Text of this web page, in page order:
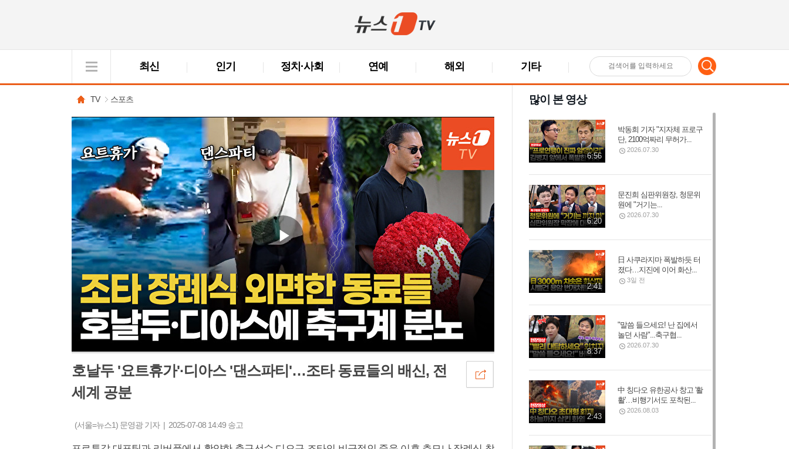
최신 인기 정치·사회 연예 해외 기타 검
어
입
력
TV 스포츠
호날두 '요트휴가'·디아스 '댄스파티'…조타 동료들의 배신, 전
세계 공분
(서울=뉴스1) 문영광 기자 | 2025-07-08 14:49 송고
많이 본 영상
6:56
박동희 기자 "지자체 프로구
단, 2100억짜리 무허가...
2026.07.30
6:20
문진희 심판위원장, 청문위
원에 "거기는...
2026.07.30
2:41
日 사쿠라지마 폭발하듯 터
졌다…지진에 이어 화산...
3일 전
8:37
"말씀 들으세요! 난 집에서
놀던 사람"...축구협...
2026.07.30
2:43
中 칭다오 유한공사 창고 '활
활'…비행기서도 포착된...
2026.08.03